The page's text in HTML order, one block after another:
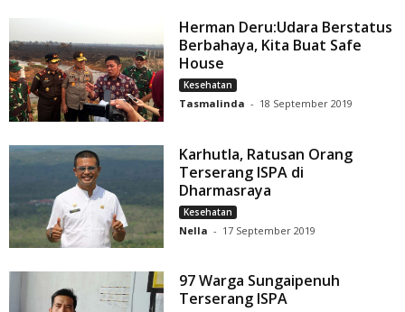
Herman Deru:Udara Berstatus
Berbahaya, Kita Buat Safe
House
Kesehatan
Tasmalinda - 18 September 2019
Karhutla, Ratusan Orang
Terserang ISPA di
Dharmasraya
Kesehatan
Nella - 17 September 2019
97 Warga Sungaipenuh
Terserang ISPA